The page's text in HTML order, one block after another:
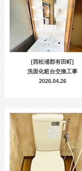
[西松浦郡有田町]
洗面化粧台交換工事
2026.04.26